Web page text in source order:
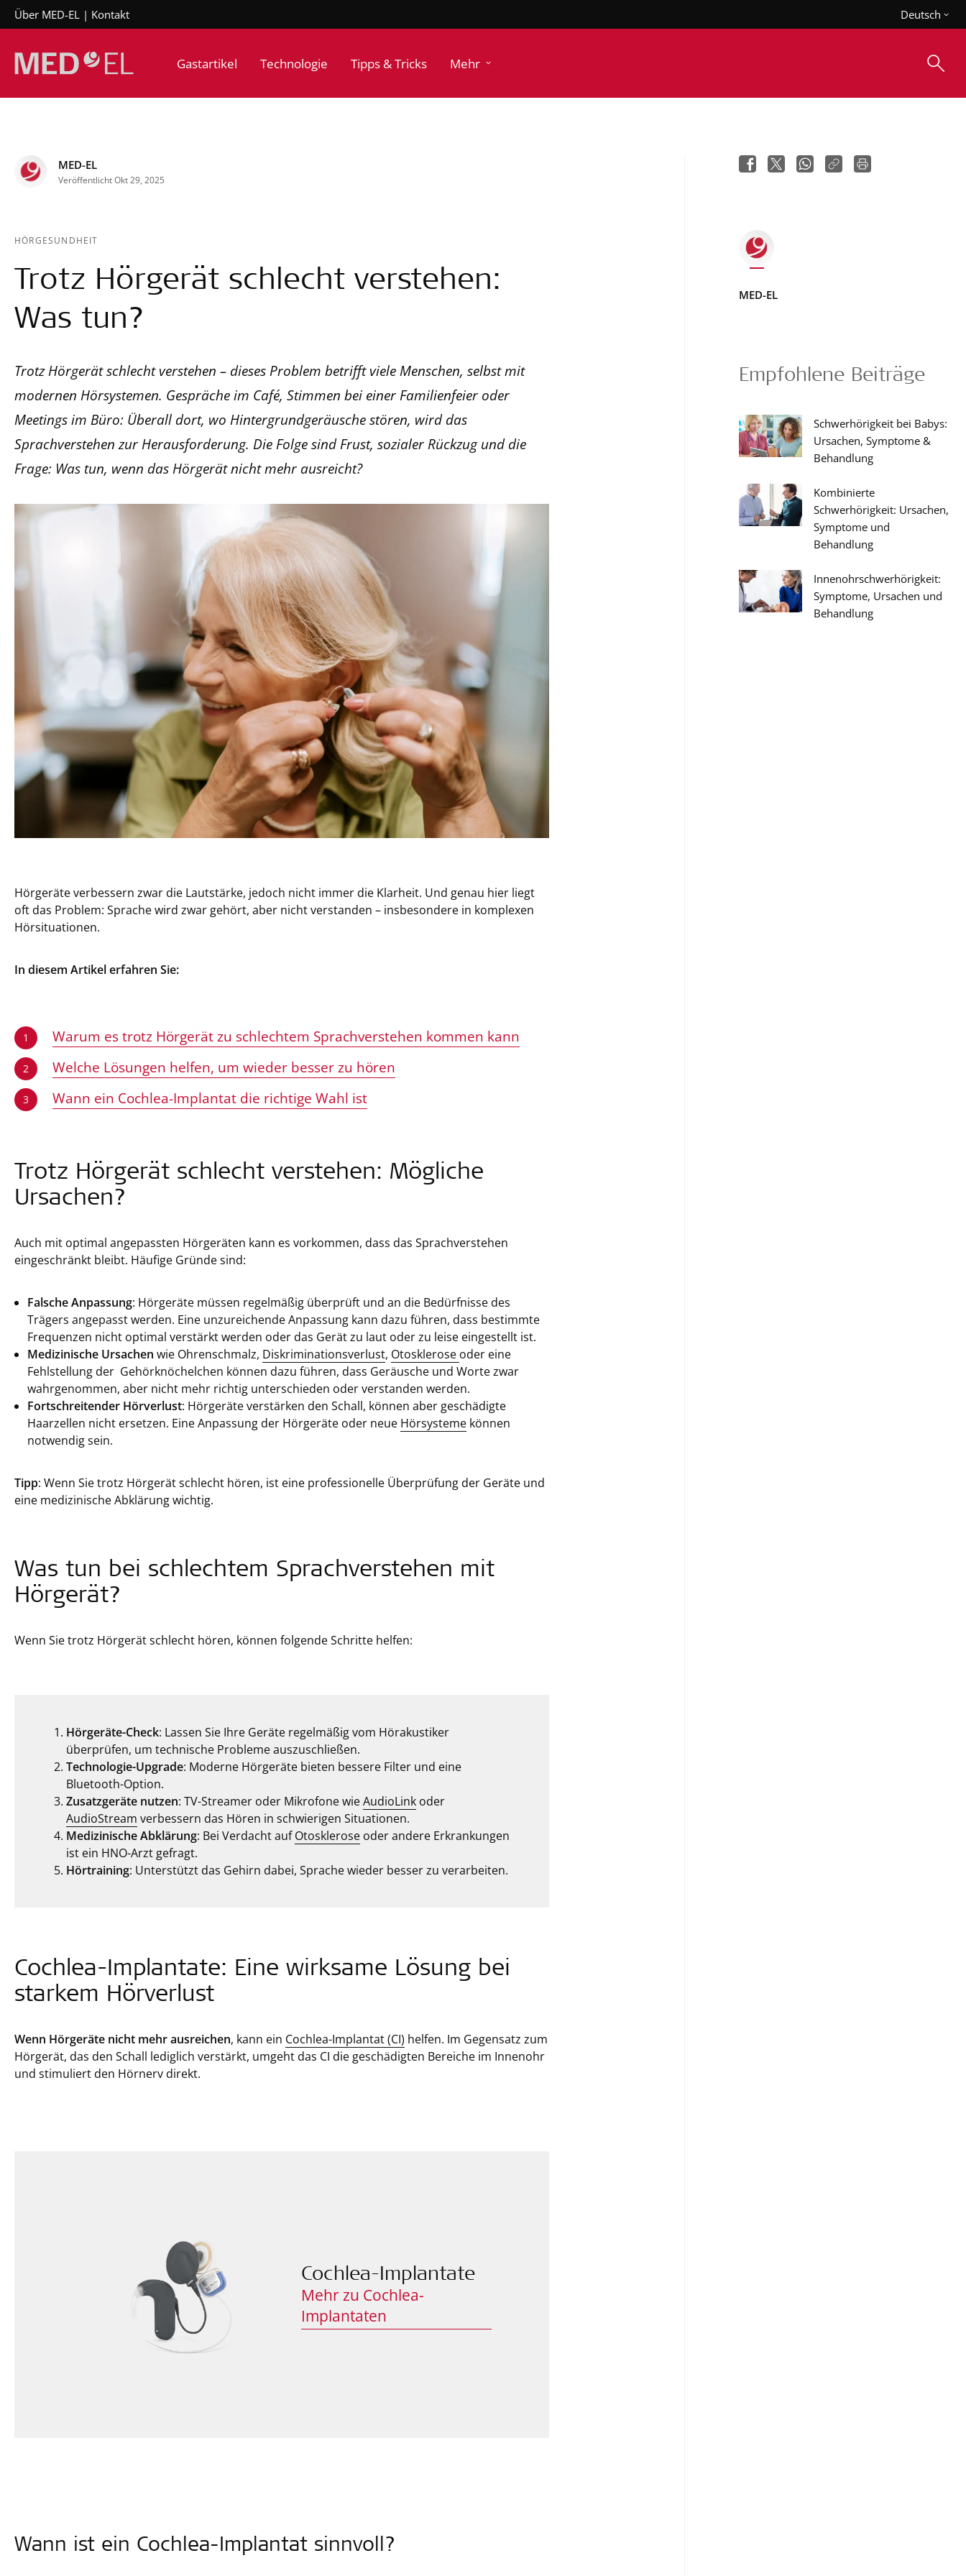
Über MED-EL Kontakt Deutsch
Gastartikel Technologie Tipps & Tricks Mehr
MED-EL
Veröffentlicht Okt 29, 2025
HÖRGESUNDHEIT
Trotz Hörgerät schlecht verstehen:
Was tun?
Trotz Hörgerät schlecht verstehen – dieses Problem betrifft viele Menschen, selbst mit
modernen Hörsystemen. Gespräche im Café, Stimmen bei einer Familienfeier oder
Meetings im Büro: Überall dort, wo Hintergrundgeräusche stören, wird das
Sprachverstehen zur Herausforderung. Die Folge sind Frust, sozialer Rückzug und die
Frage: Was tun, wenn das Hörgerät nicht mehr ausreicht?
Hörgeräte verbessern zwar die Lautstärke, jedoch nicht immer die Klarheit. Und genau hier liegt
oft das Problem: Sprache wird zwar gehört, aber nicht verstanden – insbesondere in komplexen
Hörsituationen.
In diesem Artikel erfahren Sie:
1 Warum es trotz Hörgerät zu schlechtem Sprachverstehen kommen kann
2 Welche Lösungen helfen, um wieder besser zu hören
3 Wann ein Cochlea-Implantat die richtige Wahl ist
Trotz Hörgerät schlecht verstehen: Mögliche
Ursachen?
Auch mit optimal angepassten Hörgeräten kann es vorkommen, dass das Sprachverstehen
eingeschränkt bleibt. Häufige Gründe sind:
Falsche Anpassung: Hörgeräte müssen regelmäßig überprüft und an die Bedürfnisse des
Trägers angepasst werden. Eine unzureichende Anpassung kann dazu führen, dass bestimmte
Frequenzen nicht optimal verstärkt werden oder das Gerät zu laut oder zu leise eingestellt ist.
Medizinische Ursachen wie Ohrenschmalz, Diskriminationsverlust, Otosklerose oder eine
Fehlstellung der Gehörknöchelchen können dazu führen, dass Geräusche und Worte zwar
wahrgenommen, aber nicht mehr richtig unterschieden oder verstanden werden.
Fortschreitender Hörverlust: Hörgeräte verstärken den Schall, können aber geschädigte
Haarzellen nicht ersetzen. Eine Anpassung der Hörgeräte oder neue Hörsysteme können
notwendig sein.
Tipp: Wenn Sie trotz Hörgerät schlecht hören, ist eine professionelle Überprüfung der Geräte und
eine medizinische Abklärung wichtig.
Was tun bei schlechtem Sprachverstehen mit
Hörgerät?
Wenn Sie trotz Hörgerät schlecht hören, können folgende Schritte helfen:
Hörgeräte-Check: Lassen Sie Ihre Geräte regelmäßig vom Hörakustiker
überprüfen, um technische Probleme auszuschließen.
Technologie-Upgrade: Moderne Hörgeräte bieten bessere Filter und eine
Bluetooth-Option.
Zusatzgeräte nutzen: TV-Streamer oder Mikrofone wieAudioLink oder
AudioStream verbessern das Hören in schwierigen Situationen.
Medizinische Abklärung: Bei Verdacht aufOtosklerose oder andere Erkrankungen
ist ein HNO-Arzt gefragt.
Hörtraining: Unterstützt das Gehirn dabei, Sprache wieder besser zu verarbeiten.
Cochlea-Implantate: Eine wirksame Lösung bei
starkem Hörverlust
Wenn Hörgeräte nicht mehr ausreichen, kann ein Cochlea-Implantat (CI) helfen. Im Gegensatz zum
Hörgerät, das den Schall lediglich verstärkt, umgeht das CI die geschädigten Bereiche im Innenohr
und stimuliert den Hörnerv direkt.
Cochlea-Implantate
Mehr zu Cochlea-
Implantaten
Wann ist ein Cochlea-Implantat sinnvoll?
MED-EL
Empfohlene Beiträge
Schwerhörigkeit bei Babys:
Ursachen, Symptome &
Behandlung
Kombinierte
Schwerhörigkeit: Ursachen,
Symptome und
Behandlung
Innenohrschwerhörigkeit:
Symptome, Ursachen und
Behandlung